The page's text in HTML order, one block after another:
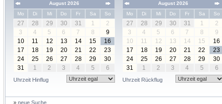
August 2026
Mo
Di Mi Do Fr Sa So
27 28 29 30 31 1
2
3
4 5 6 7 8
9
10
11 12 13 14 15
16
17
18 19 20 21 22
23
24
25 26 27 28 29
30
31
1 2 3 4 5 6
Uhrzeit Hinflug
August 2026
Mo
Di Mi Do Fr Sa So
27 28 29 30 31 1
2
3
4 5 6 7 8
9
10
11 12 13 14 15
16
17
18 19 20 21 22
23
24
25 26 27 28 29
30
31
1 2 3 4 5 6
Uhrzeit Rückflug
» neue Suche